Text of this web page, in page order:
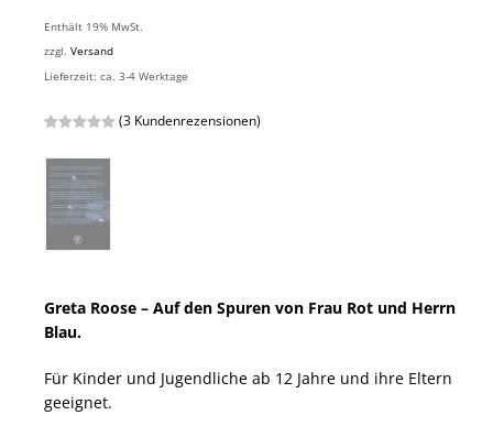
Enthält 19% MwSt.
zzgl. Versand
Lieferzeit: ca. 3-4 Werktage
basierend
auf
Kundenbewertungen
(3Kundenrezensionen)
Greta Roose – Auf den Spuren von Frau Rot und Herrn
Blau.
Für Kinder und Jugendliche ab 12 Jahre und ihre Eltern
geeignet.